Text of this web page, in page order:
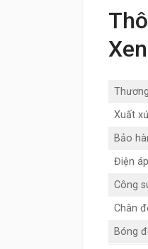
Xuất
Bảo
Điện
Công
Chân
Bóng